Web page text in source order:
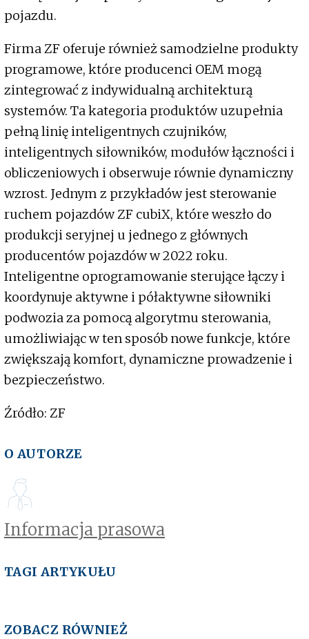
pojazdu.
Firma ZF oferuje również samodzielne produkty
programowe, które producenci OEM mogą
zintegrować z indywidualną architekturą
systemów. Ta kategoria produktów uzupełnia
pełną linię inteligentnych czujników,
inteligentnych siłowników, modułów łączności i
obliczeniowych i obserwuje równie dynamiczny
wzrost. Jednym z przykładów jest sterowanie
ruchem pojazdów ZF cubiX, które weszło do
produkcji seryjnej u jednego z głównych
producentów pojazdów w 2022 roku.
Inteligentne oprogramowanie sterujące łączy i
koordynuje aktywne i półaktywne siłowniki
podwozia za pomocą algorytmu sterowania,
umożliwiając w ten sposób nowe funkcje, które
zwiększają komfort, dynamiczne prowadzenie i
bezpieczeństwo.
Źródło: ZF
O AUTORZE
Informacja prasowa
TAGI ARTYKUŁU
ZOBACZ RÓWNIEŻ